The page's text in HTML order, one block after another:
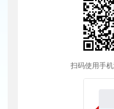
扫码使用手